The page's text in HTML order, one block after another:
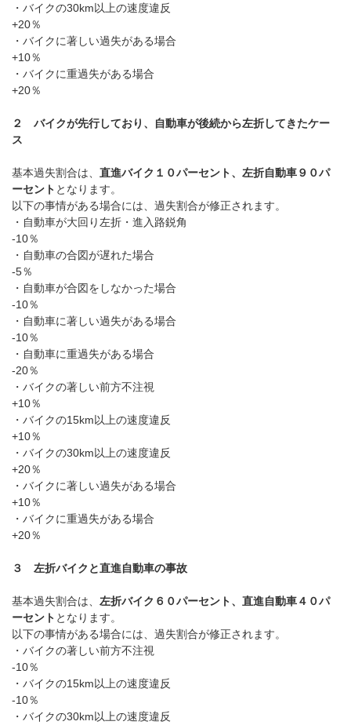
・バイクの30km以上の速度違反
+20％
・バイクに著しい過失がある場合
+10％
・バイクに重過失がある場合
+20％
２ バイクが先行しており、自動車が後続から左折してきたケー
ス
基本過失割合は、 直進バイク１０パーセント、左折自動車９０パ
ーセント となります。
以下の事情がある場合には、過失割合が修正されます。
・自動車が大回り左折・進入路鋭角
-10％
・自動車の合図が遅れた場合
-5％
・自動車が合図をしなかった場合
-10％
・自動車に著しい過失がある場合
-10％
・自動車に重過失がある場合
-20％
・バイクの著しい前方不注視
+10％
・バイクの15km以上の速度違反
+10％
・バイクの30km以上の速度違反
+20％
・バイクに著しい過失がある場合
+10％
・バイクに重過失がある場合
+20％
３ 左折バイクと直進自動車の事故
基本過失割合は、 左折バイク６０パーセント、直進自動車４０パ
ーセント となります。
以下の事情がある場合には、過失割合が修正されます。
・バイクの著しい前方不注視
-10％
・バイクの15km以上の速度違反
-10％
・バイクの30km以上の速度違反